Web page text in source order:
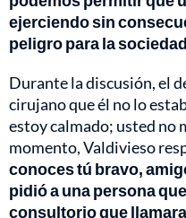
ejerciendo sin
peligro para la
Durante la discusión, el
cirujano que él no lo
estoy calmado; usted no
momento, Valdivieso
conoces tú bravo,
pidió a una persona
consultorio que